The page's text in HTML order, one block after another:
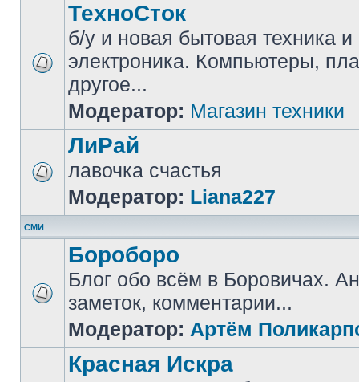
ТехноСток
б/у и новая бытовая техника и
электроника. Компьютеры,
другое...
Модератор: Магазин техники
ЛиРай
лавочка счастья
Модератор: Liana227
СМИ
Бороборо
Блог обо всём в Боровичах.
заметок, комментарии...
Модератор: Артём
Красная Искра